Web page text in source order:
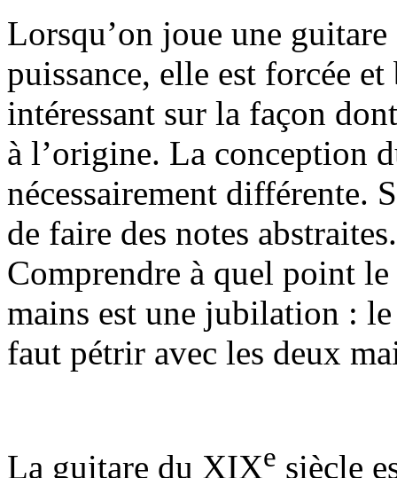
Lorsqu’on joue une
puissance, elle est forcée
intéressant sur la façon
à l’origine. La conception
nécessairement différente.
de faire des notes
Comprendre à quel point
mains est une jubilation :
faut pétrir avec les deux
La guitare du XIXe siècle